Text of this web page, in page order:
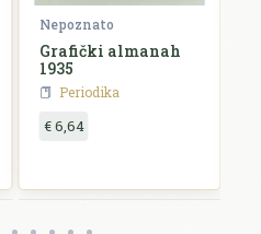
Nepoznato
Grafički almanah
1935
Periodika
€ 6,64